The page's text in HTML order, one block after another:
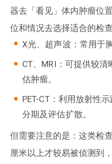
器去「看见」体内肿瘤位
位和情况去选择适合的检查
X光、超声波：常用于
CT、MRI：可提供较
估肿瘤。
PET-CT：利用放射性
分期及评估扩散。
但需要注意的是：这类检
厘米以上才较易被侦测到